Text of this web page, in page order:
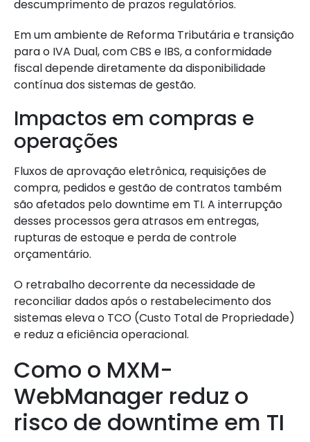
descumprimento de prazos regulatórios.
Em um ambiente de Reforma Tributária e transição
para o IVA Dual, com CBS e IBS, a conformidade
fiscal depende diretamente da disponibilidade
contínua dos sistemas de gestão.
Impactos em compras e
operações
Fluxos de aprovação eletrônica, requisições de
compra, pedidos e gestão de contratos também
são afetados pelo downtime em TI. A interrupção
desses processos gera atrasos em entregas,
rupturas de estoque e perda de controle
orçamentário.
O retrabalho decorrente da necessidade de
reconciliar dados após o restabelecimento dos
sistemas eleva o TCO (Custo Total de Propriedade)
e reduz a eficiência operacional.
Como o MXM-
WebManager reduz o
risco de downtime em TI